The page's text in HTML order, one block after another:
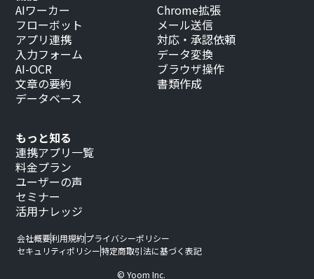
もっと知る
連携アプリ一覧
料金プラン
ユーザーの声
セミナー
活用ナレッジ
AIワーカー
フローボット
アプリ連携
入力フォーム
AI-OCR
文章の要約
データベース
Chrome拡張
メール送信
対応・承認依頼
データ変換
ブラウザ操作
書類作成
会社概要利用規約プライバシーポリシー
セキュリティポリシー特定商取引法に基づく表記
© Yoom Inc.